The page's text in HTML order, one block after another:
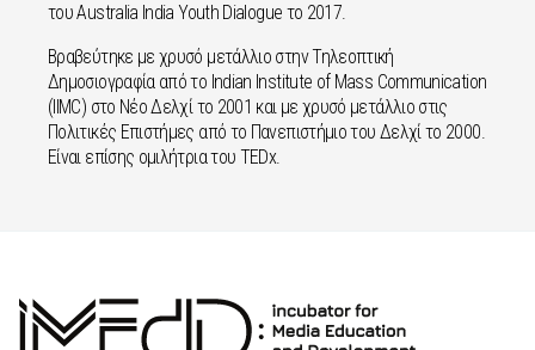
του Australia India Youth Dialogue το 2017.
Βραβεύτηκε με χρυσό μετάλλιο στην Τηλεοπτική
Δημοσιογραφία από το Indian Institute of Mass Communication
(IIMC) στο Νέο Δελχί το 2001 και με χρυσό μετάλλιο στις
Πολιτικές Επιστήμες από το Πανεπιστήμιο του Δελχί το 2000.
Είναι επίσης ομιλήτρια του TEDx.